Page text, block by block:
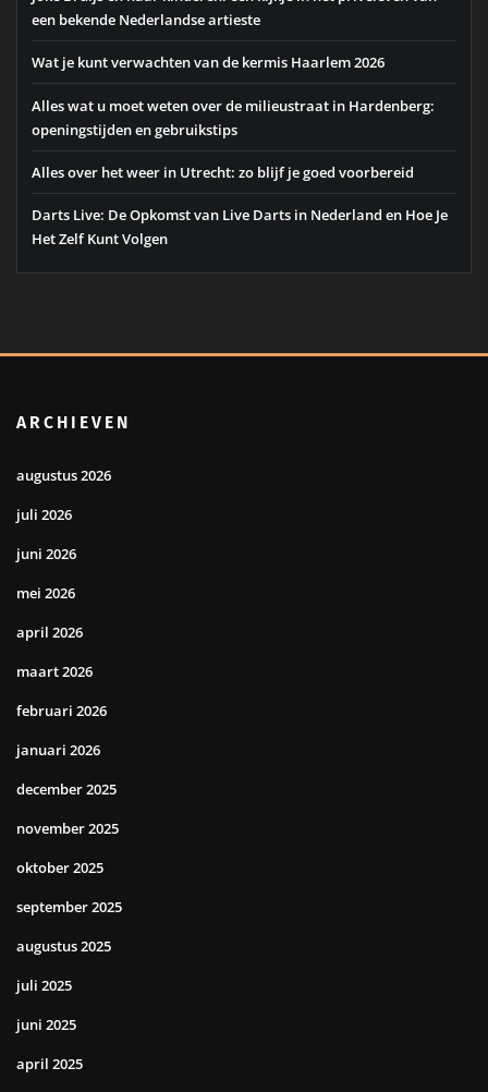
een bekende Nederlandse artieste
Wat je kunt verwachten van de kermis Haarlem 2026
Alles wat u moet weten over de milieustraat in Hardenberg:
openingstijden en gebruikstips
Alles over het weer in Utrecht: zo blijf je goed voorbereid
Darts Live: De Opkomst van Live Darts in Nederland en Hoe Je
Het Zelf Kunt Volgen
ARCHIEVEN
augustus 2026
juli 2026
juni 2026
mei 2026
april 2026
maart 2026
februari 2026
januari 2026
december 2025
november 2025
oktober 2025
september 2025
augustus 2025
juli 2025
juni 2025
april 2025